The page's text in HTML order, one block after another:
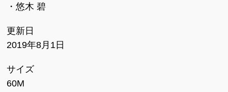
・悠木 碧
更新日
2019年8月1日
サイズ
60M